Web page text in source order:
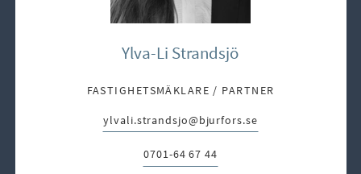
Ylva-Li Strandsjö
FASTIGHETSMÄKLARE / PARTNER
E-post:
ylvali.strandsjo@bjurfors.se
Telefon:
0701-64 67 44